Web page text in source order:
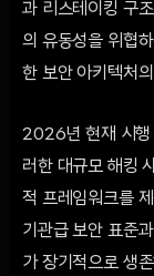
과 리스테이킹 구
의 유동성을 위협
한 보안 아키텍처
2026년 현재 시행
러한 대규모 해킹
적 프레임워크를
기관급 보안 표준
가 장기적으로 생